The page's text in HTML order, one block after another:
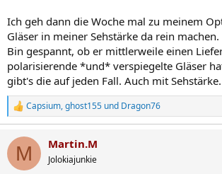
Ich geh dann die Woche mal zu meinem
Gläser in meiner Sehstärke da rein machen.
Bin gespannt, ob er mittlerweile einen
polarisierende *und* verspiegelte Gläser
gibt's die auf jeden Fall. Auch mit Sehstärke.
R
e
k
i
Capsium,ghost155 und Dragon76
M Martin.M
Jolokiajunkie